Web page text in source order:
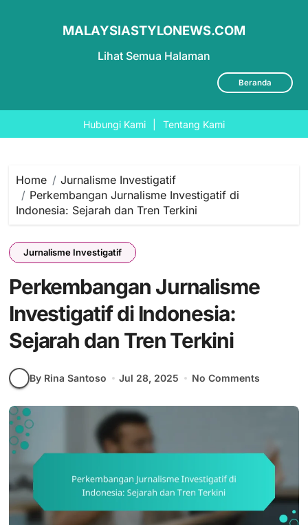
Lihat Semua Halaman
MALAYSIASTYLONEWS.COM
Beranda
Hubungi Kami Tentang Kami
content
Home
Jurnalisme Investigatif
Perkembangan Jurnalisme Investigatif di
Indonesia: Sejarah dan Tren Terkini
Jurnalisme Investigatif
Perkembangan Jurnalisme
Investigatif di Indonesia:
Sejarah dan Tren Terkini
By Rina Santoso Jul 28, 2025 No Comments